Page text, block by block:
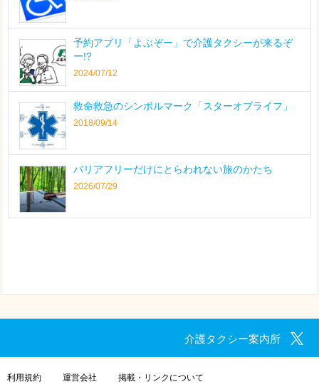
予約アプリ「よぶぞー」で介護タクシーが来るぞ
ー!?
2024/07/12
救命救急のシンボルマーク「スターオブライフ」
2018/09/14
バリアフリーだけにとらわれない旅のかたち
2026/07/29
介護タクシー案内所
利用規約 運営会社 掲載・リンクについて